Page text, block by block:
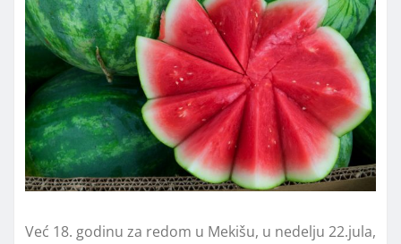
Već 18. godinu za redom u Mekišu, u nedelju 22.jula,